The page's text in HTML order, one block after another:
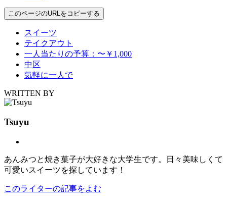
このページのURLをコピーする
スイーツ
テイクアウト
一人当たりの予算：〜￥1,000
中区
気軽に一人で
WRITTEN BY
Tsuyu
あんみつと焼き菓子が大好きな大学生です。日々美味しくて
可愛いスイーツを探しています！
このライターの記事をよむ